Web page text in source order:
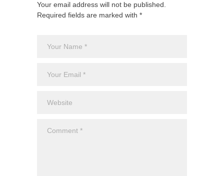
Your email address will not be published.
Required fields are marked with *